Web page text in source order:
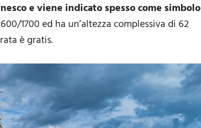
e viene indicato spesso come simbolo
1700 ed ha un’altezza complessiva di 62
è gratis.